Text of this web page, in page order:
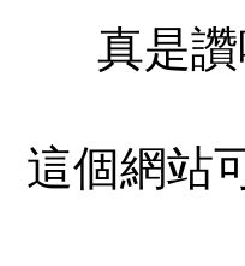
真是
這個網站